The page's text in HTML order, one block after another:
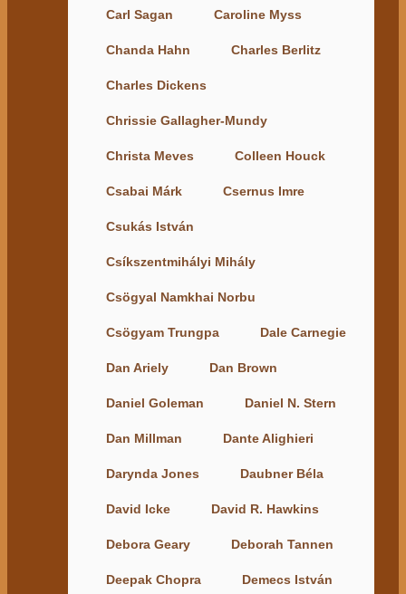
Carl Sagan Caroline Myss
Chanda Hahn Charles Berlitz
Charles Dickens
Chrissie Gallagher-Mundy
Christa Meves Colleen Houck
Csabai Márk Csernus Imre
Csukás István
Csíkszentmihályi Mihály
Csögyal Namkhai Norbu
Csögyam Trungpa Dale Carnegie
Dan Ariely Dan Brown
Daniel Goleman Daniel N. Stern
Dan Millman Dante Alighieri
Darynda Jones Daubner Béla
David Icke David R. Hawkins
Debora Geary Deborah Tannen
Deepak Chopra Demecs István